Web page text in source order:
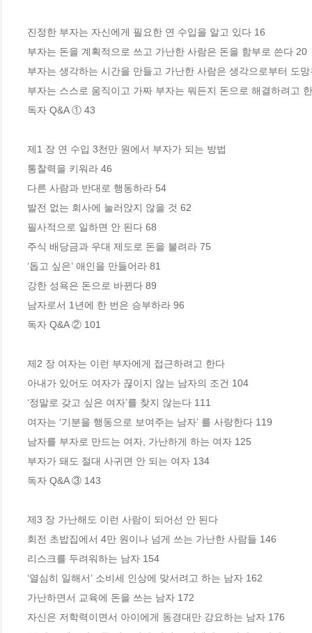
진정한 부자는 자신에게 필요한 연 수입을 알고 있다 16
부자는 돈을 계획적으로 쓰고 가난한 사람은 돈을 함부로 쓴다 20
부자는 생각하는 시간을 만들고 가난한 사람은 생각으로부터 도
부자는 스스로 움직이고 가짜 부자는 뭐든지 돈으로 해결하려고
독자 Q&A ① 43
제1 장 연 수입 3천만 원에서 부자가 되는 방법
통찰력을 키워라 46
다른 사람과 반대로 행동하라 54
발전 없는 회사에 눌러앉지 않을 것 62
필사적으로 일하면 안 된다 68
주식 배당금과 우대 제도로 돈을 불려라 75
‘돕고 싶은’ 애인을 만들어라 81
강한 성욕은 돈으로 바뀐다 89
남자로서 1년에 한 번은 승부하라 96
독자 Q&A ② 101
제2 장 여자는 이런 부자에게 접근하려고 한다
아내가 있어도 여자가 끊이지 않는 남자의 조건 104
‘정말로 갖고 싶은 여자’를 찾지 않는다 111
여자는 ‘기분을 행동으로 보여주는 남자’ 를 사랑한다 119
남자를 부자로 만드는 여자, 가난하게 하는 여자 125
부자가 돼도 절대 사귀면 안 되는 여자 134
독자 Q&A ③ 143
제3 장 가난해도 이런 사람이 되어선 안 된다
회전 초밥집에서 4만 원이나 넘게 쓰는 가난한 사람들 146
리스크를 두려워하는 남자 154
‘열심히 일해서’ 소비세 인상에 맞서려고 하는 남자 162
가난하면서 교육에 돈을 쓰는 남자 172
자신은 저학력이면서 아이에게 동경대만 강요하는 남자 176